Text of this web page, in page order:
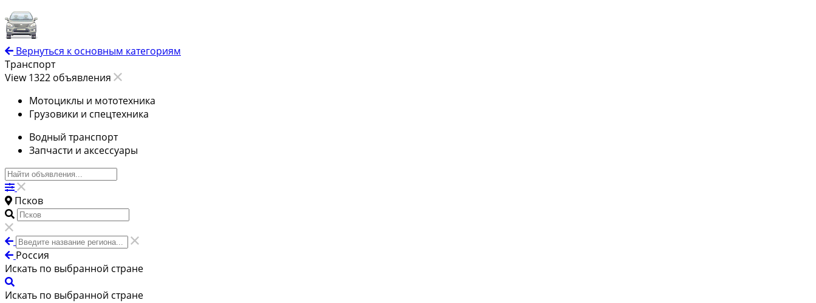
Вернуться к основным категориям
Транспорт
View 1322 объявления
Мотоциклы и мототехника
Грузовики и спецтехника
Водный транспорт
Запчасти и аксессуары
Псков
Россия
Искать по выбранной стране
Искать по выбранной стране